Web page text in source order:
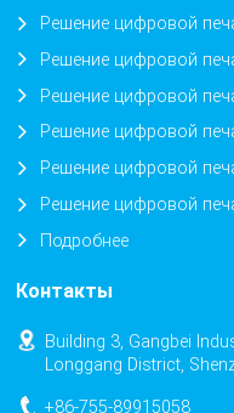
Решение цифровой
Решение цифровой
Решение цифровой
Решение цифровой
Решение цифровой
Решение цифровой
Подробнее
Контакты
Building 3, Gangbei
Longgang District,
+86-755-89915058